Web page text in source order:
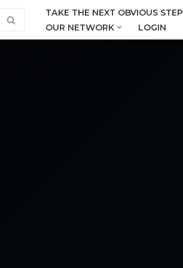
TAKE THE NEXT OBVIOUS STEP
OUR NETWORK
LOGIN